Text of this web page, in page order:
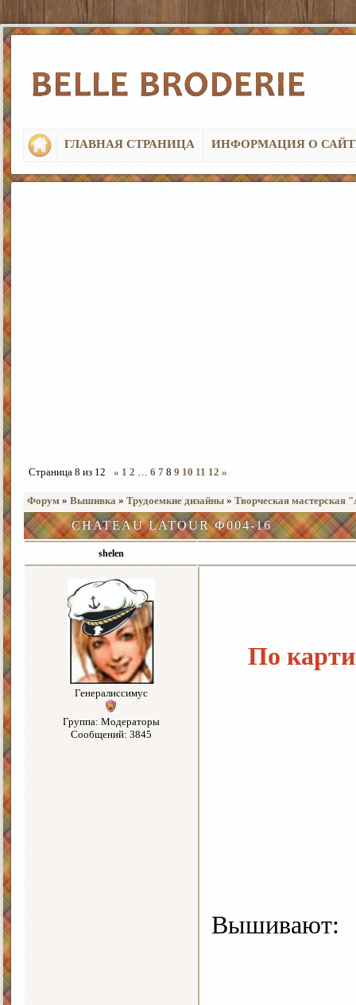
ГЛАВНАЯ СТРАНИЦА ИНФОРМАЦИЯ О
Страница 8 из 12 « 1 2 … 6 7 8 9 10 11 12 »
Форум » Вышивка » Трудоемкие дизайны » Творческая
CHATEAU LATOUR Ф004-16
shelen
Генералиссимус
Группа: Модераторы
Сообщений: 3845
По
Вышивают: